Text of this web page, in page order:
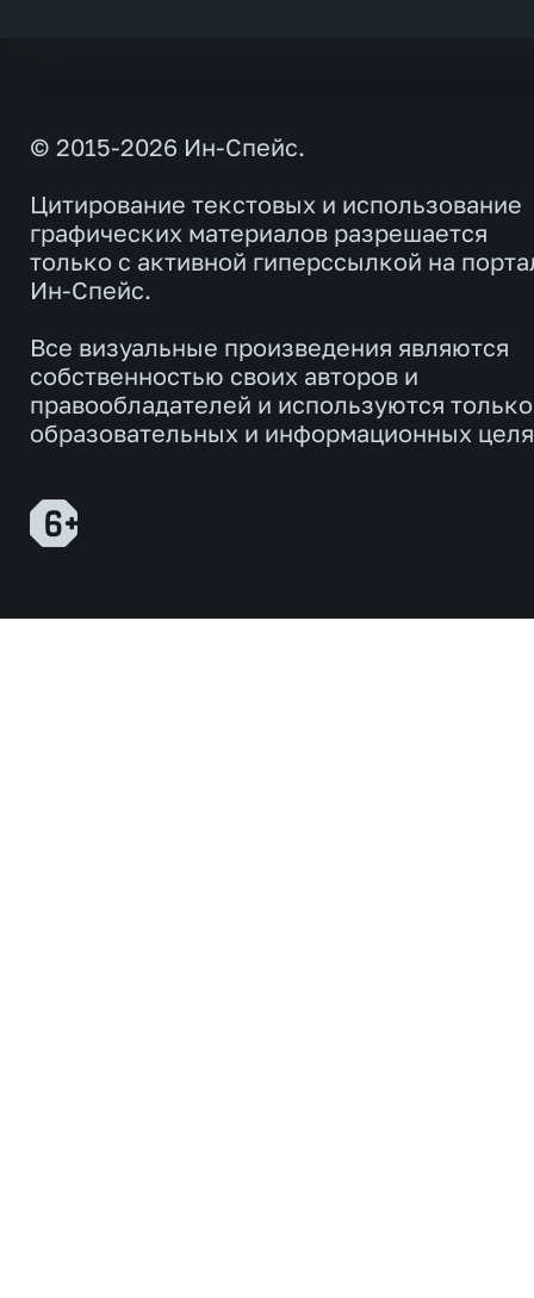
© 2015-2026 Ин-Спейс.
Цитирование текстовых и использование
графических материалов разрешается
только с активной гиперссылкой на
Ин-Спейс.
Все визуальные произведения являются
собственностью своих авторов и
правообладателей и используются
образовательных и информационных